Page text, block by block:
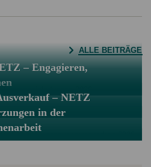
ALLE BEITRÄGE
– Engagieren,
– NETZ
in der